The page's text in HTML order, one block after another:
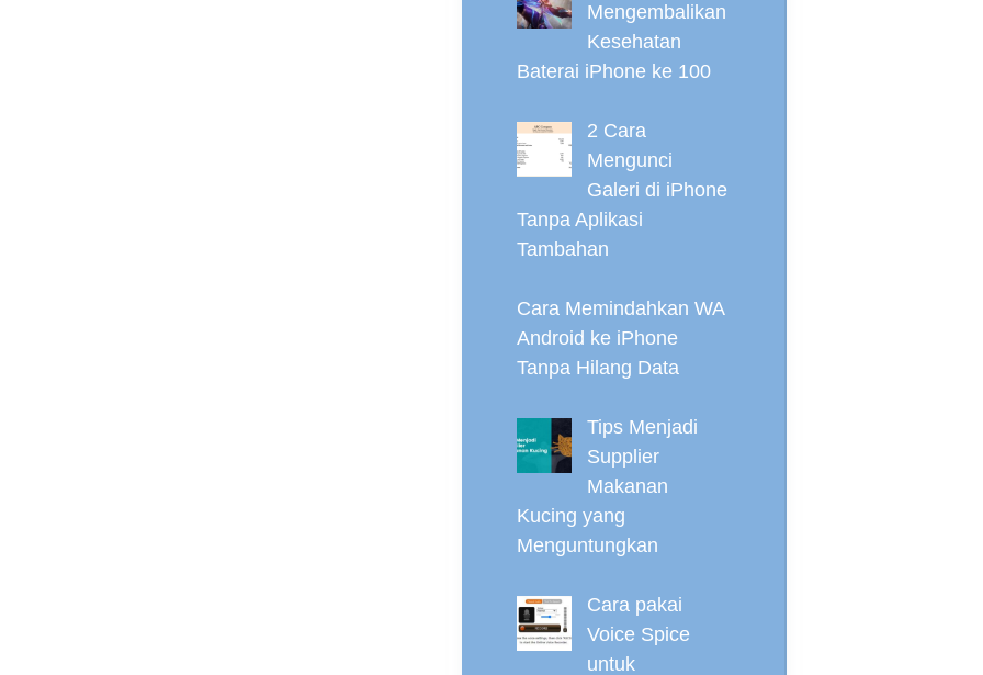
Mengembalikan
Kesehatan
Baterai iPhone ke 100
2 Cara
Mengunci
Galeri di iPhone
Tanpa Aplikasi
Tambahan
Cara Memindahkan WA
Android ke iPhone
Tanpa Hilang Data
Tips Menjadi
Supplier
Makanan
Kucing yang
Menguntungkan
Cara pakai
Voice Spice
untuk